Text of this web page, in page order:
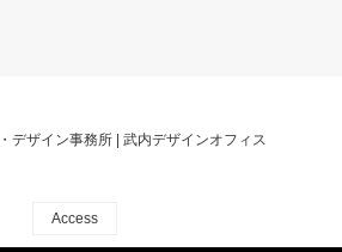
デザイン事務所 | 武内デザインオフィス
Access